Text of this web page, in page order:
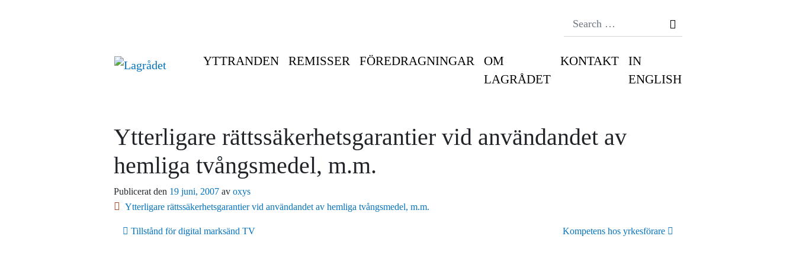
YTTRANDEN REMISSER FÖREDRAGNINGAR
OM
LAGRÅDET
KONTAKT
IN
ENGLISH
Ytterligare rättssäkerhetsgarantier vid användandet av
hemliga tvångsmedel, m.m.
Publicerat den 19 juni, 2007 av oxys
Ytterligare rättssäkerhetsgarantier vid användandet av hemliga tvångsmedel, m.m.
Inläggsnavigering
Tillstånd för digital marksänd TV Kompetens hos yrkesförare